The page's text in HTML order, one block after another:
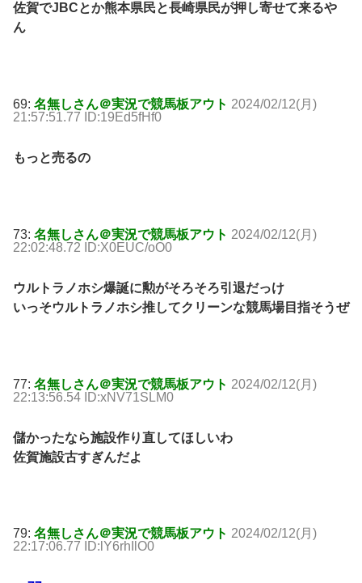
佐賀でJBCとか熊本県民と長崎県民が押し寄せて来るや
ん
69: 名無しさん＠実況で競馬板アウト 2024/02/12(月)
21:57:51.77 ID:19Ed5fHf0
もっと売るの
73: 名無しさん＠実況で競馬板アウト 2024/02/12(月)
22:02:48.72 ID:X0EUC/oO0
ウルトラノホシ爆誕に勲がそろそろ引退だっけ
いっそウルトラノホシ推してクリーンな競馬場目指そうぜ
77: 名無しさん＠実況で競馬板アウト 2024/02/12(月)
22:13:56.54 ID:xNV71SLM0
儲かったなら施設作り直してほしいわ
佐賀施設古すぎんだよ
79: 名無しさん＠実況で競馬板アウト 2024/02/12(月)
22:17:06.77 ID:lY6rhIlO0